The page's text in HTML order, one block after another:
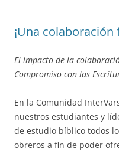
¡Una
El impacto de la
Compromiso con las
En la Comunidad
nuestros estudiantes y
de estudio bíblico todos
obreros a fin de poder